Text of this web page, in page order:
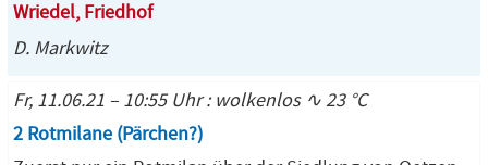
Wriedel, Friedhof
D. Markwitz
Fr, 11.06.21 – 10:55 Uhr : wolkenlos ∿ 23 °C
2 Rotmilane (Pärchen?)